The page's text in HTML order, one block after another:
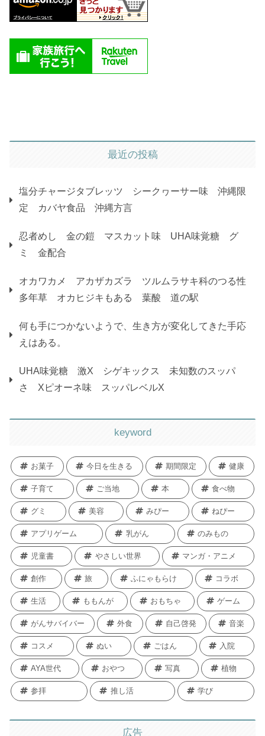
塩分チャージタブレッツ シークヮーサー味 沖縄限
定 カバヤ食品 沖縄方言
忍者めし 金の鎧 マスカット味 UHA味覚糖 グ
オカワカメ アカザカズラ ツルムラサキ科のつる性
多年草 オカヒジキもある 葉酸 道の駅
何も手につかないようで、生き方が変化してきた手応
えはある。
UHA味覚糖 激X シゲキックス 未知数のスッパ
keyword
お菓子 今日を生きる 期間限定 健康
子育て ご当地 本 食べ物
グミ 美容 ねぴー
アプリゲーム 乳がん のみもの
児童書 やさしい世界 マンガ・アニメ
創作 旅 ふにゃもらけ コラボ
生活 ももんが おもちゃ ゲーム
がんサバイバー 外食 自己啓発 音楽
コスメ ぬい ごはん 入院
AYA世代 おやつ 写真